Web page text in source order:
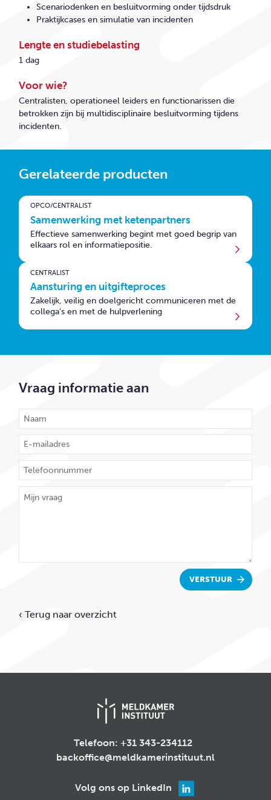
Scenariodenken en besluitvorming onder tijdsdruk
Praktijkcases en simulatie van incidenten
Lengte en studiebelasting
1 dag
Voor wie?
Centralisten, operationeel leiders en functionarissen die
betrokken zijn bij multidisciplinaire besluitvorming tijdens
incidenten.
Gerelateerde producten
OPCO/CENTRALIST
Samenwerking met ketenpartners
Effectieve samenwerking begint met goed begrip van
elkaars rol en informatiepositie.
CENTRALIST
Aansturing en uitgifteproces
Zakelijk, veilig en doelgericht communiceren met de
collega's en met de hulpverlening
Vraag informatie aan
VERSTUUR
‹ Terug naar overzicht
Telefoon: +31 343-234112
backoffice@meldkamerinstituut.nl
Volg ons op LinkedIn